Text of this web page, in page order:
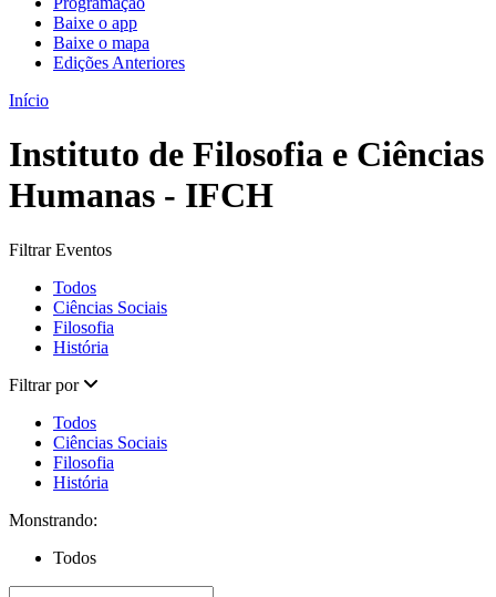
Baixe o app
Baixe o mapa
Edições Anteriores
Início
Instituto de Filosofia e Ciências
Humanas - IFCH
Filtrar Eventos
Todos
Ciências Sociais
Filosofia
História
Filtrar por
Todos
Ciências Sociais
Filosofia
História
Monstrando:
Todos